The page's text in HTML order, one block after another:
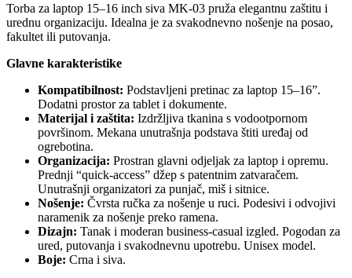
Torba za laptop 15–16 inch siva MK-03 pruža elegantnu zaštitu i
urednu organizaciju. Idealna je za svakodnevno nošenje na posao,
fakultet ili putovanja.
Glavne karakteristike
Kompatibilnost: Podstavljeni pretinac za laptop 15–16”.
Dodatni prostor za tablet i dokumente.
Materijal i zaštita: Izdržljiva tkanina s vodootpornom
površinom. Mekana unutrašnja podstava štiti uređaj od
ogrebotina.
Organizacija: Prostran glavni odjeljak za laptop i opremu.
Prednji “quick-access” džep s patentnim zatvaračem.
Unutrašnji organizatori za punjač, miš i sitnice.
Nošenje: Čvrsta ručka za nošenje u ruci. Podesivi i odvojivi
naramenik za nošenje preko ramena.
Dizajn: Tanak i moderan business-casual izgled. Pogodan za
ured, putovanja i svakodnevnu upotrebu. Unisex model.
Boje: Crna i siva.